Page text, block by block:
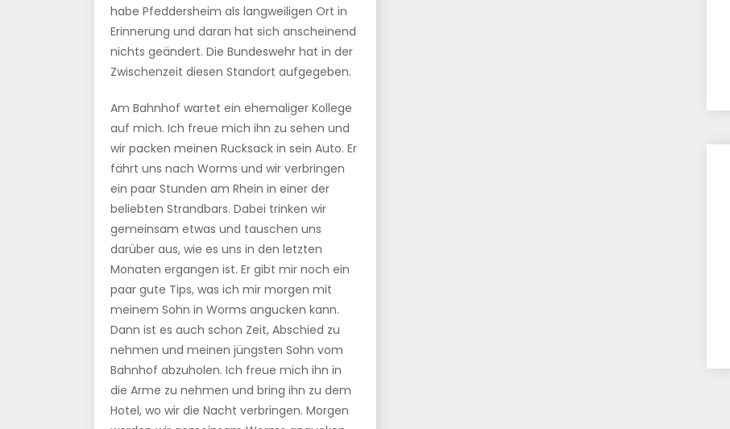
habe Pfeddersheim als langweiligen Ort in
Erinnerung und daran hat sich anscheinend
nichts geändert. Die Bundeswehr hat in der
Zwischenzeit diesen Standort aufgegeben.
Am Bahnhof wartet ein ehemaliger Kollege
auf mich. Ich freue mich ihn zu sehen und
wir packen meinen Rucksack in sein Auto. Er
fährt uns nach Worms und wir verbringen
ein paar Stunden am Rhein in einer der
beliebten Strandbars. Dabei trinken wir
gemeinsam etwas und tauschen uns
darüber aus, wie es uns in den letzten
Monaten ergangen ist. Er gibt mir noch ein
paar gute Tips, was ich mir morgen mit
meinem Sohn in Worms angucken kann.
Dann ist es auch schon Zeit, Abschied zu
nehmen und meinen jüngsten Sohn vom
Bahnhof abzuholen. Ich freue mich ihn in
die Arme zu nehmen und bring ihn zu dem
Hotel, wo wir die Nacht verbringen. Morgen